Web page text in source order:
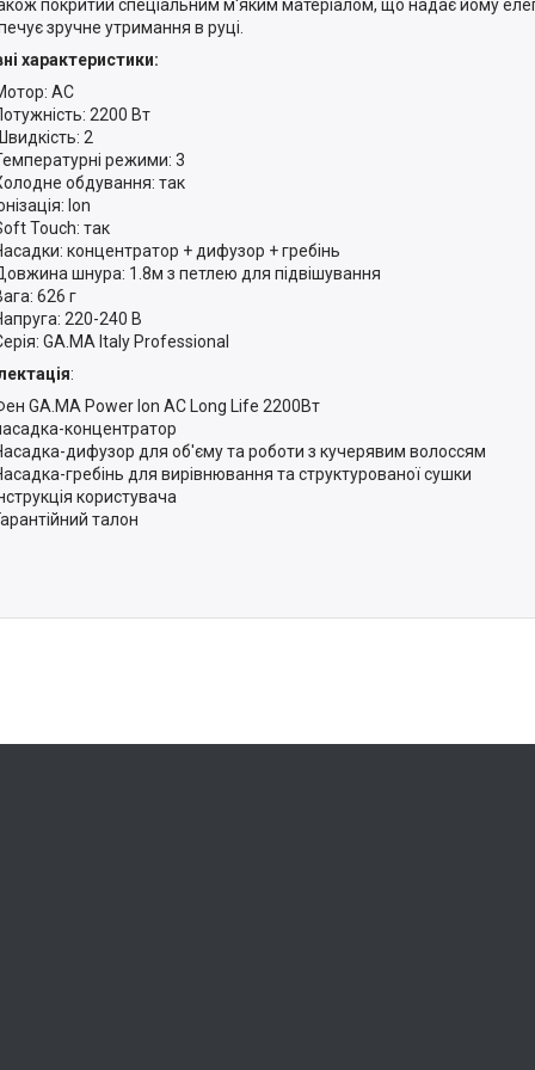
покритий спеціальним м'яким матеріалом, що надає йому
зручне утримання в руці.
характеристики:
AC
2200 Вт
2
режими: 3
обдування: так
Ion
Touch: так
концентратор + дифузор + гребінь
шнура: 1.8м з петлею для підвішування
626 г
220-240 В
GA.MA Italy Professional
:
GA.MA Power Ion AC Long Life 2200Вт
концентратор
дифузор для об'єму та роботи з кучерявим волоссям
гребінь для вирівнювання та структурованої сушки
користувача
талон